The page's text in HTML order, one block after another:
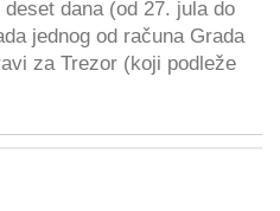
deset dana (od 27. jula do
jednog od računa Grada
za Trezor (koji podleže